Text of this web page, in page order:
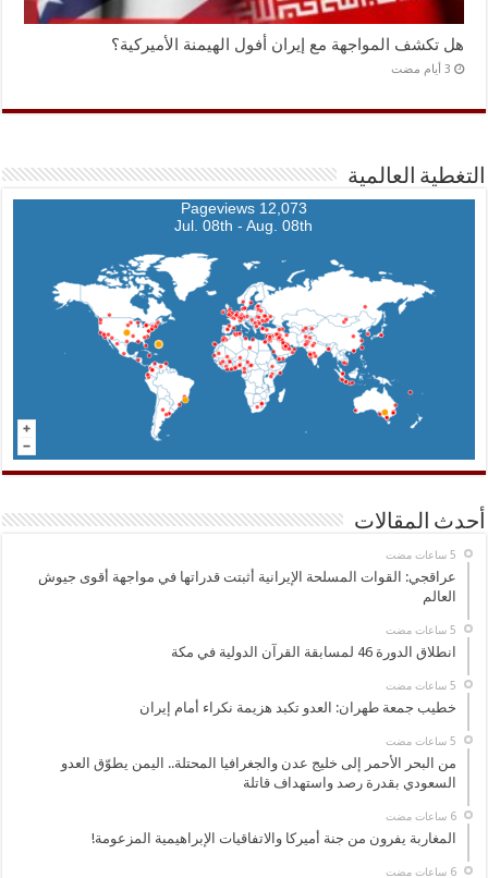
هل تكشف المواجهة مع إيران أفول الهيمنة الأميركية؟
التغطية العالمية
12,073 Pageviews
Jul. 08th - Aug. 08th
أحدث المقالات
عراقجي: القوات المسلحة الإيرانية أثبتت قدراتها في مواجهة أقوى جيوش
العالم
انطلاق الدورة 46 لمسابقة القرآن الدولية في مكة
خطيب جمعة طهران: العدو تكبد هزيمة نكراء أمام إيران
من البحر الأحمر إلى خليج عدن والجغرافيا المحتلة.. اليمن يطوّق العدو
السعودي بقدرة رصد واستهداف قاتلة
‏6 ساعات مضت
المغاربة يفرون من جنة أميركا والاتفاقيات الإبراهيمية المزعومة!
‏6 ساعات مضت